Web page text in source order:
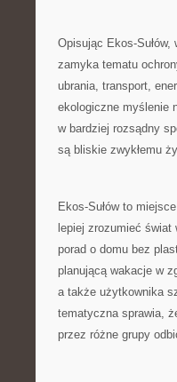
Opisując Ekos-
zamyka tematu
ubrania, transport,
ekologiczne myślenie
w bardziej rozsądny
są bliskie zwykłemu
Ekos-Sułów to
lepiej zrozumieć
porad o domu bez
planującą wakacje w
a także użytkownika
tematyczna sprawia,
przez różne grupy